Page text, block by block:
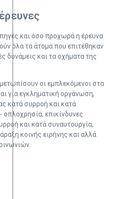
και όσο προχωρά η έρευνα
όλα τα άτομα που επιτέθηκαν
δυνάμεις και τα οχήματα της
οι εμπλεκόμενοι στα
για εγκληματική οργάνωση,
κατά συρροή και κατά
επικίνδυνες
και κατά συναυτουργία,
κοινής ειρήνης και αλλά